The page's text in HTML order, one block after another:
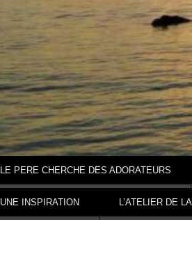
Aller au contenu
LE PERE CHERCHE DES ADORATEURS
UNE INSPIRATION L’ATELIER DE